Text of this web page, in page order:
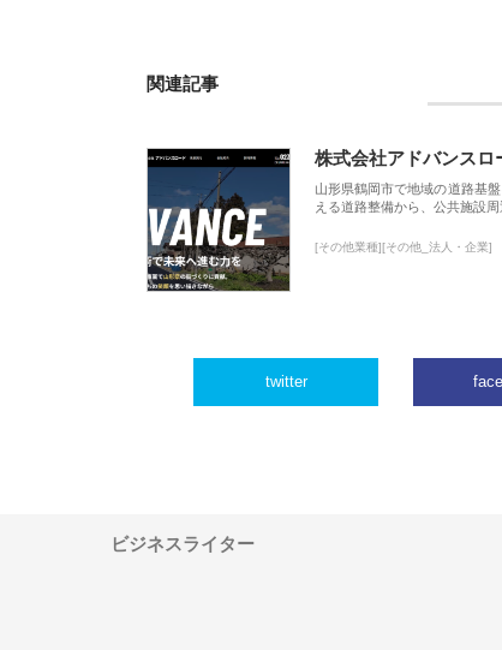
関連記事
株式会社アドバンスロ
山形県鶴岡市で地域の道路基
える道路整備から、公共施設
[その他業種][その他_法人・企業]
twitter
ビジネスライター